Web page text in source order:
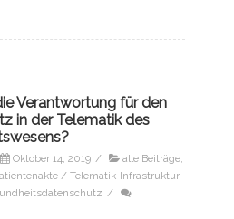
Verantwortung für den
in der Telematik des
Oktober 14, 2019 / alle Beiträge
/ Telematik-Infrastruktur
/